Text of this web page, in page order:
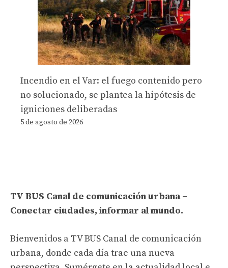
Incendio en el Var: el fuego contenido pero
no solucionado, se plantea la hipótesis de
igniciones deliberadas
5 de agosto de 2026
TV BUS Canal de comunicación urbana –
Conectar ciudades, informar al mundo.
Bienvenidos a TV BUS Canal de comunicación
urbana, donde cada día trae una nueva